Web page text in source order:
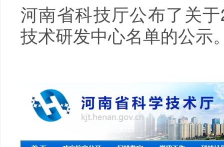
河南省科技厅公布了关
技术研发中心名单的公示